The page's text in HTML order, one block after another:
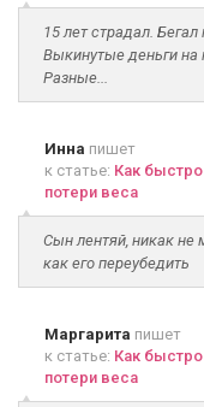
15 лет страдал.
Выкинутые деньги на
Разные...
Инна пишет
к статье: Как быстро
потери веса
Сын лентяй, никак не
как его переубедить
Маргарита пишет
к статье: Как быстро
потери веса